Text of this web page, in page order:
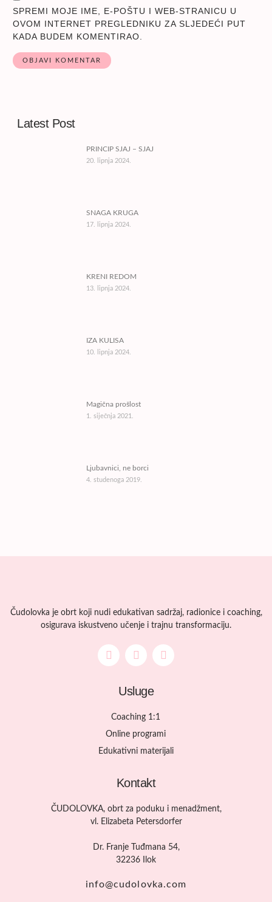
SPREMI MOJE IME, E-POŠTU I WEB-STRANICU U
OVOM INTERNET PREGLEDNIKU ZA SLJEDEĆI PUT
KADA BUDEM KOMENTIRAO.
Latest Post
PRINCIP SJAJ – SJAJ
20. lipnja 2024.
SNAGA KRUGA
17. lipnja 2024.
KRENI REDOM
13. lipnja 2024.
IZA KULISA
10. lipnja 2024.
Magična prošlost
1. siječnja 2021.
Ljubavnici, ne borci
4. studenoga 2019.
Čudolovka je obrt koji nudi edukativan sadržaj, radionice i coaching,
osigurava iskustveno učenje i trajnu transformaciju.
Usluge
Coaching 1:1
Online programi
Edukativni materijali
Kontakt
ČUDOLOVKA, obrt za poduku i menadžment,
vl. Elizabeta Petersdorfer
Dr. Franje Tuđmana 54,
32236 Ilok
info@cudolovka.com